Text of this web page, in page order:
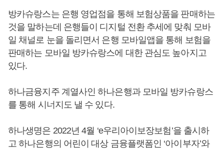
방카슈랑스는 은행 영업점을 통해 보험상품을 판매하는
것을 말하는데 은행들이 디지털 전환 추세에 맞춰 모바
일 채널로 눈을 돌리면서 은행 모바일앱을 통해 보험을
판매하는 모바일 방카슈랑스에 대한 관심도 높아지고
있다.
하나금융지주 계열사인 하나은행과 모바일 방카슈랑스
를 통해 시너지도 낼 수 있다.
하나생명은 2022년 4월 ‘e우리아이보장보험’을 출시하
고 하나은행의 어린이 대상 금융플랫폼인 ‘아이부자’와